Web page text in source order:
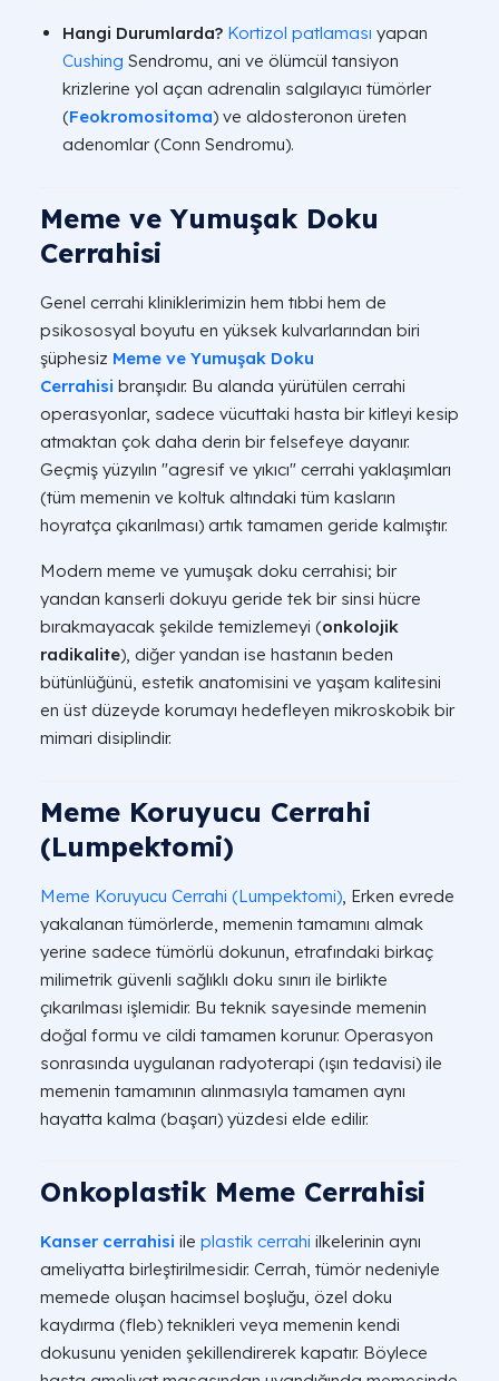
Hangi Durumlarda? Kortizol patlaması yapan
Cushing Sendromu, ani ve ölümcül tansiyon
krizlerine yol açan adrenalin salgılayıcı tümörler
(Feokromositoma) ve aldosteronon üreten
adenomlar (Conn Sendromu).
Meme ve Yumuşak Doku
Cerrahisi
Genel cerrahi kliniklerimizin hem tıbbi hem de
psikososyal boyutu en yüksek kulvarlarından biri
şüphesiz Meme ve Yumuşak Doku
Cerrahisi branşıdır. Bu alanda yürütülen cerrahi
operasyonlar, sadece vücuttaki hasta bir kitleyi kesip
atmaktan çok daha derin bir felsefeye dayanır.
Geçmiş yüzyılın "agresif ve yıkıcı" cerrahi yaklaşımları
(tüm memenin ve koltuk altındaki tüm kasların
hoyratça çıkarılması) artık tamamen geride kalmıştır.
Modern meme ve yumuşak doku cerrahisi; bir
yandan kanserli dokuyu geride tek bir sinsi hücre
bırakmayacak şekilde temizlemeyi (onkolojik
radikalite), diğer yandan ise hastanın beden
bütünlüğünü, estetik anatomisini ve yaşam kalitesini
en üst düzeyde korumayı hedefleyen mikroskobik bir
mimari disiplindir.
Meme Koruyucu Cerrahi
(Lumpektomi)
Meme Koruyucu Cerrahi (Lumpektomi) , Erken evrede
yakalanan tümörlerde, memenin tamamını almak
yerine sadece tümörlü dokunun, etrafındaki birkaç
milimetrik güvenli sağlıklı doku sınırı ile birlikte
çıkarılması işlemidir. Bu teknik sayesinde memenin
doğal formu ve cildi tamamen korunur. Operasyon
sonrasında uygulanan radyoterapi (ışın tedavisi) ile
memenin tamamının alınmasıyla tamamen aynı
hayatta kalma (başarı) yüzdesi elde edilir.
Onkoplastik Meme Cerrahisi
Kanser cerrahisi ile plastik cerrahi ilkelerinin aynı
ameliyatta birleştirilmesidir. Cerrah, tümör nedeniyle
memede oluşan hacimsel boşluğu, özel doku
kaydırma (fleb) teknikleri veya memenin kendi
dokusunu yeniden şekillendirerek kapatır. Böylece